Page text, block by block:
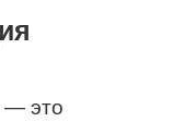
— это